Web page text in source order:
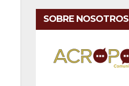
SOBRE NOSOTROS